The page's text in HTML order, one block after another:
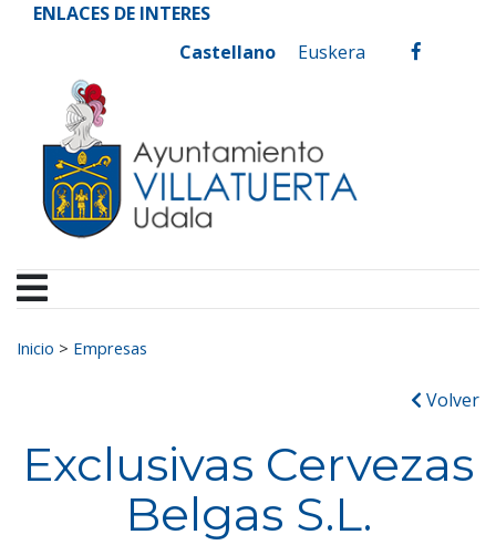
Ir al contenido
Ayuntamiento de
ENLACES DE INTERES
Castellano
Euskera facebook
Buscar:
Inicio > Empresas
Volver
Exclusivas Cervezas
Belgas S.L.